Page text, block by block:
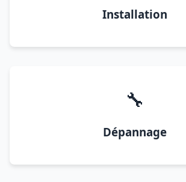
Installation
🔧
Dépannage